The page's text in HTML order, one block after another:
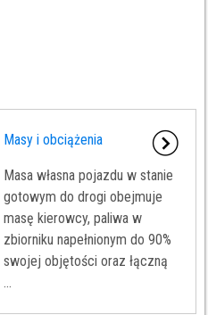
Masy i obciążenia
Masa własna pojazdu w stanie
gotowym do drogi obejmuje
masę kierowcy, paliwa w
zbiorniku napełnionym do 90%
swojej objętości oraz łączną
...